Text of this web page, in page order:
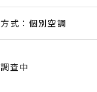
方式：個別空調
調査中